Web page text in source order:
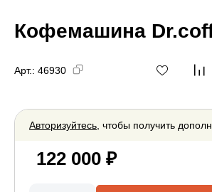
Кофемашина
Арт.: 46930
Авторизуйтесь, чтобы получить
122 000 ₽